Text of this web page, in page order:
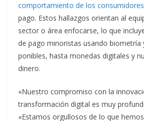
comportamiento de los consumidores
pago. Estos hallazgos orientan al
sector o área enfocarse, lo que
de pago minoristas usando biometría
ponibles, hasta monedas digitales y
dinero.
«Nuestro compromiso con la
transformación digital es muy
«Estamos orgullosos de lo que